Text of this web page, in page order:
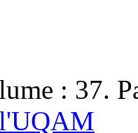
: 37.